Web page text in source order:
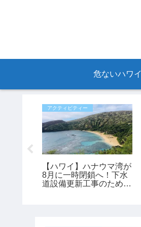
危ないハワイ
アクティビティー
【ハワイ】ハナウマ湾が
8月に一時閉鎖へ！下水
道設備更新工事のため9